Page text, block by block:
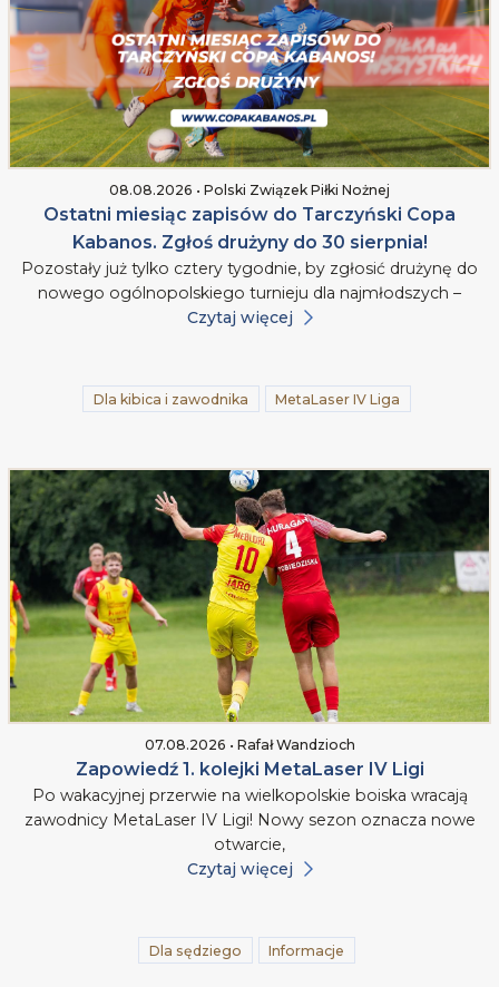
08.08.2026 • Polski Związek Piłki Nożnej
Ostatni miesiąc zapisów do Tarczyński Copa
Kabanos. Zgłoś drużyny do 30 sierpnia!
Pozostały już tylko cztery tygodnie, by zgłosić drużynę do
nowego ogólnopolskiego turnieju dla najmłodszych –
Czytaj więcej
Dla kibica i zawodnika MetaLaser IV Liga
07.08.2026 • Rafał Wandzioch
Zapowiedź 1. kolejki MetaLaser IV Ligi
Po wakacyjnej przerwie na wielkopolskie boiska wracają
zawodnicy MetaLaser IV Ligi! Nowy sezon oznacza nowe
otwarcie,
Czytaj więcej
Dla sędziego Informacje